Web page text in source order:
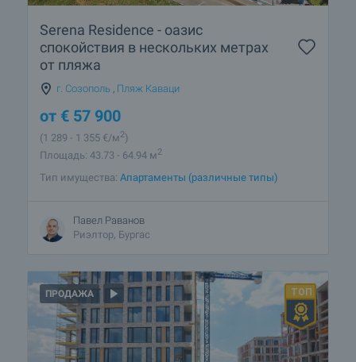
Serena Residence - оазис
спокойствия в нескольких метрах
от пляжа
г. Созополь Пляж Каваци
от € 57 900
(1 289 - 1 355 €/м2)
Площадь: 43.73 - 64.94 м2
Тип имущества: Апартаменты (различные типы)
Павел Раванов
Риэлтор, Бургас
ПРОДАЖА